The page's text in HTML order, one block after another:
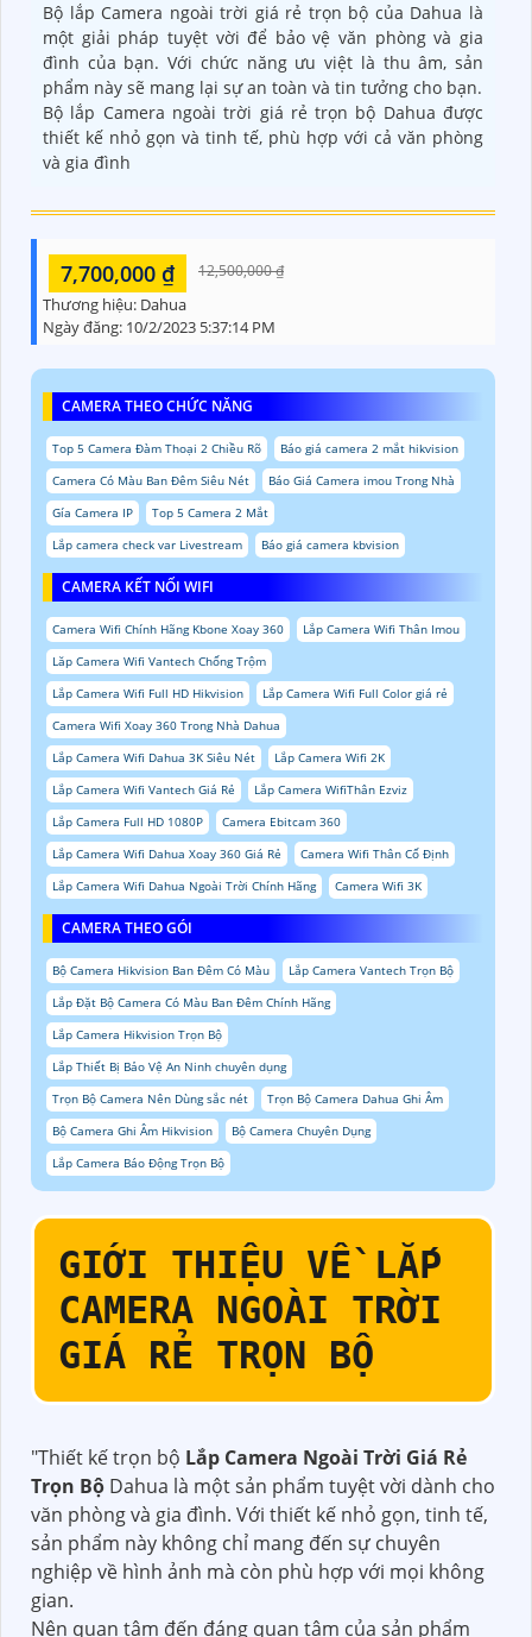
Bộ lắp Camera ngoài trời giá rẻ trọn bộ của Dahua là
một giải pháp tuyệt vời để bảo vệ văn phòng và gia
đình của bạn. Với chức năng ưu việt là thu âm, sản
phẩm này sẽ mang lại sự an toàn và tin tưởng cho bạn.
Bộ lắp Camera ngoài trời giá rẻ trọn bộ Dahua được
thiết kế nhỏ gọn và tinh tế, phù hợp với cả văn phòng
và gia đình
7,700,000 ₫ 12,500,000 ₫
Thương hiệu: Dahua
Ngày đăng: 10/2/2023 5:37:14 PM
CAMERA THEO CHỨC NĂNG
Top 5 Camera Đàm Thoại 2 Chiều Rõ
Báo giá camera 2 mắt hikvision
Camera Có Màu Ban Đêm Siêu Nét
Báo Giá Camera imou Trong Nhà
Gía Camera IP
Top 5 Camera 2 Mắt
Lắp camera check var Livestream
Báo giá camera kbvision
CAMERA KẾT NỐI WIFI
Camera Wifi Chính Hãng Kbone Xoay 360
Lắp Camera Wifi Thân Imou
Lăp Camera Wifi Vantech Chống Trộm
Lắp Camera Wifi Full HD Hikvision
Lắp Camera Wifi Full Color giá rẻ
Camera Wifi Xoay 360 Trong Nhà Dahua
Lắp Camera Wifi Dahua 3K Siêu Nét
Lắp Camera Wifi 2K
Lắp Camera Wifi Vantech Giá Rẻ
Lắp Camera WifiThân Ezviz
Lắp Camera Full HD 1080P
Camera Ebitcam 360
Lắp Camera Wifi Dahua Xoay 360 Giá Rẻ
Camera Wifi Thân Cố Định
Lắp Camera Wifi Dahua Ngoài Trời Chính Hãng
Camera Wifi 3K
CAMERA THEO GÓI
Bộ Camera Hikvision Ban Đêm Có Màu
Lắp Camera Vantech Trọn Bộ
Lắp Đặt Bộ Camera Có Màu Ban Đêm Chính Hãng
Lắp Camera Hikvision Trọn Bộ
Lắp Thiết Bị Bảo Vệ An Ninh chuyên dụng
Trọn Bộ Camera Nên Dùng sắc nét
Trọn Bộ Camera Dahua Ghi Âm
Bộ Camera Ghi Âm Hikvision
Bộ Camera Chuyên Dụng
Lắp Camera Báo Động Trọn Bộ
GIỚI THIỆU VỀ LẮP
CAMERA NGOÀI TRỜI
GIÁ RẺ TRỌN BỘ
"Thiết kế trọn bộ Lắp Camera Ngoài Trời Giá Rẻ
Trọn Bộ Dahua là một sản phẩm tuyệt vời dành cho
văn phòng và gia đình. Với thiết kế nhỏ gọn, tinh tế,
sản phẩm này không chỉ mang đến sự chuyên
nghiệp về hình ảnh mà còn phù hợp với mọi không
gian.
Nên quan tâm đến đáng quan tâm của sản phẩm